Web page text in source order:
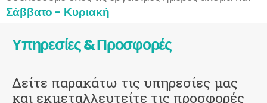
Σάββατο - Κυριακή
Υπηρεσίες & Προσφορές
Δείτε παρακάτω τις υπηρεσίες μας
και εκμεταλλευτείτε τις προσφορές